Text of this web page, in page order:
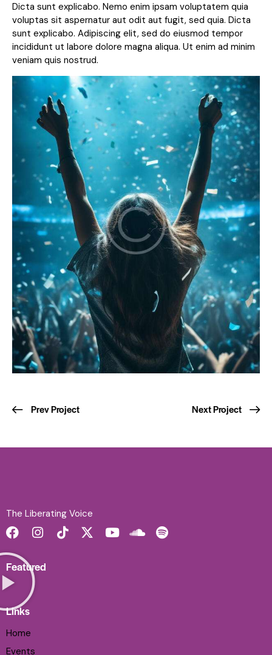
Dicta sunt explicabo. Nemo enim ipsam voluptatem quia
voluptas sit aspernatur aut odit aut fugit, sed quia. Dicta
sunt explicabo. Adipiscing elit, sed do eiusmod tempor
incididunt ut labore dolore magna aliqua. Ut enim ad minim
veniam quis nostrud.
Prev Project Next Project
The Liberating Voice
Featured
Links
Home
Events